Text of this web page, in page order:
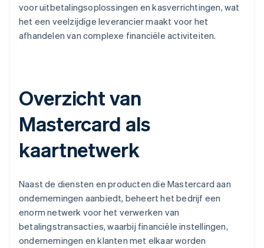
voor uitbetalingsoplossingen en kasverrichtingen, wat
het een veelzijdige leverancier maakt voor het
afhandelen van complexe financiële activiteiten.
Overzicht van
Mastercard als
kaartnetwerk
Naast de diensten en producten die Mastercard aan
ondernemingen aanbiedt, beheert het bedrijf een
enorm netwerk voor het verwerken van
betalingstransacties, waarbij financiële instellingen,
ondernemingen en klanten met elkaar worden